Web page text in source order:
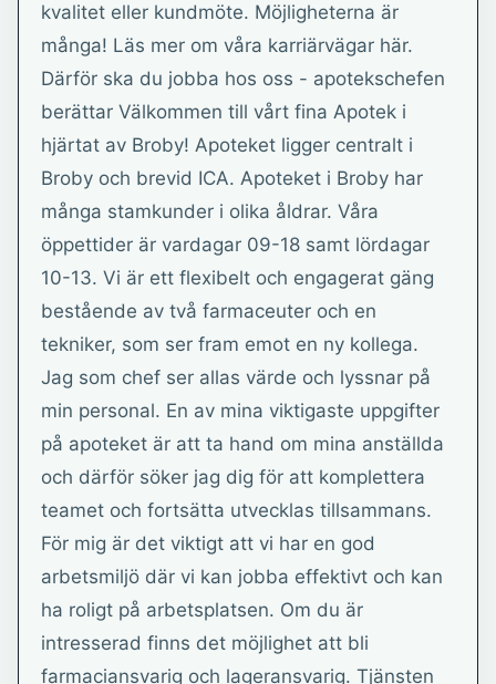
kvalitet eller kundmöte. Möjligheterna är
många! Läs mer om våra karriärvägar här.
Därför ska du jobba hos oss - apotekschefen
berättar Välkommen till vårt fina Apotek i
hjärtat av Broby! Apoteket ligger centralt i
Broby och brevid ICA. Apoteket i Broby har
många stamkunder i olika åldrar. Våra
öppettider är vardagar 09-18 samt lördagar
10-13. Vi är ett flexibelt och engagerat gäng
bestående av två farmaceuter och en
tekniker, som ser fram emot en ny kollega.
Jag som chef ser allas värde och lyssnar på
min personal. En av mina viktigaste uppgifter
på apoteket är att ta hand om mina anställda
och därför söker jag dig för att komplettera
teamet och fortsätta utvecklas tillsammans.
För mig är det viktigt att vi har en god
arbetsmiljö där vi kan jobba effektivt och kan
ha roligt på arbetsplatsen. Om du är
intresserad finns det möjlighet att bli
farmaciansvarig och lageransvarig. Tjänsten